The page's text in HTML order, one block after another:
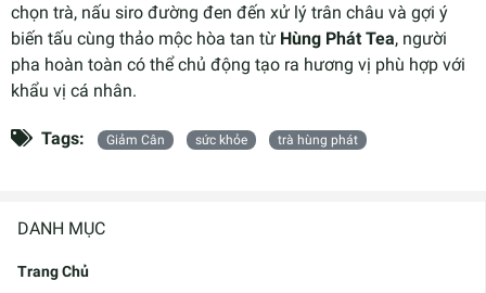
DANH MỤC
Trang Chủ
chọn trà, nấu siro đường đen đến xử lý trân châu và gợi ý
biến tấu cùng thảo mộc hòa tan từ Hùng Phát Tea, người
pha hoàn toàn có thể chủ động tạo ra hương vị phù hợp với
khẩu vị cá nhân.
Tags: Giảm Cân sức khỏe trà hùng phát